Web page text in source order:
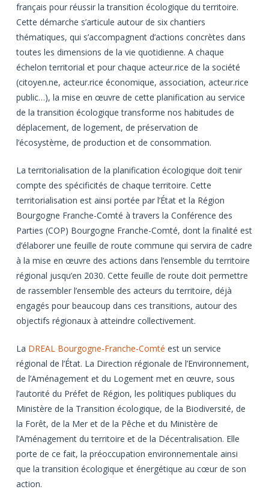
français pour réussir la transition écologique du territoire.
Cette démarche s’articule autour de six chantiers
thématiques, qui s’accompagnent d’actions concrètes dans
toutes les dimensions de la vie quotidienne. A chaque
échelon territorial et pour chaque acteur.rice de la société
(citoyen.ne, acteur.rice économique, association, acteur.rice
public…), la mise en œuvre de cette planification au service
de la transition écologique transforme nos habitudes de
déplacement, de logement, de préservation de
l’écosystème, de production et de consommation.
La territorialisation de la planification écologique doit tenir
compte des spécificités de chaque territoire. Cette
territorialisation est ainsi portée par l’État et la Région
Bourgogne Franche-Comté à travers la Conférence des
Parties (COP) Bourgogne Franche-Comté, dont la finalité est
d’élaborer une feuille de route commune qui servira de cadre
à la mise en œuvre des actions dans l’ensemble du territoire
régional jusqu’en 2030. Cette feuille de route doit permettre
de rassembler l’ensemble des acteurs du territoire, déjà
engagés pour beaucoup dans ces transitions, autour des
objectifs régionaux à atteindre collectivement.
La DREAL Bourgogne-Franche-Comté est un service
régional de l’État. La Direction régionale de l’Environnement,
de l’Aménagement et du Logement met en œuvre, sous
l’autorité du Préfet de Région, les politiques publiques du
Ministère de la Transition écologique, de la Biodiversité, de
la Forêt, de la Mer et de la Pêche et du Ministère de
l’Aménagement du territoire et de la Décentralisation. Elle
porte de ce fait, la préoccupation environnementale ainsi
que la transition écologique et énergétique au cœur de son
action.